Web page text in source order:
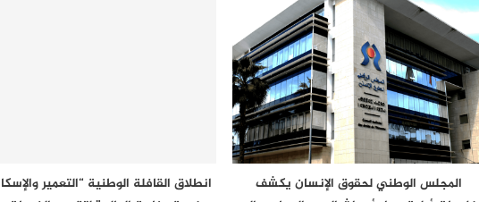
المجلس الوطني لحقوق الإنسان يكشف
انطلاق القافلة الوطنية “التعمير